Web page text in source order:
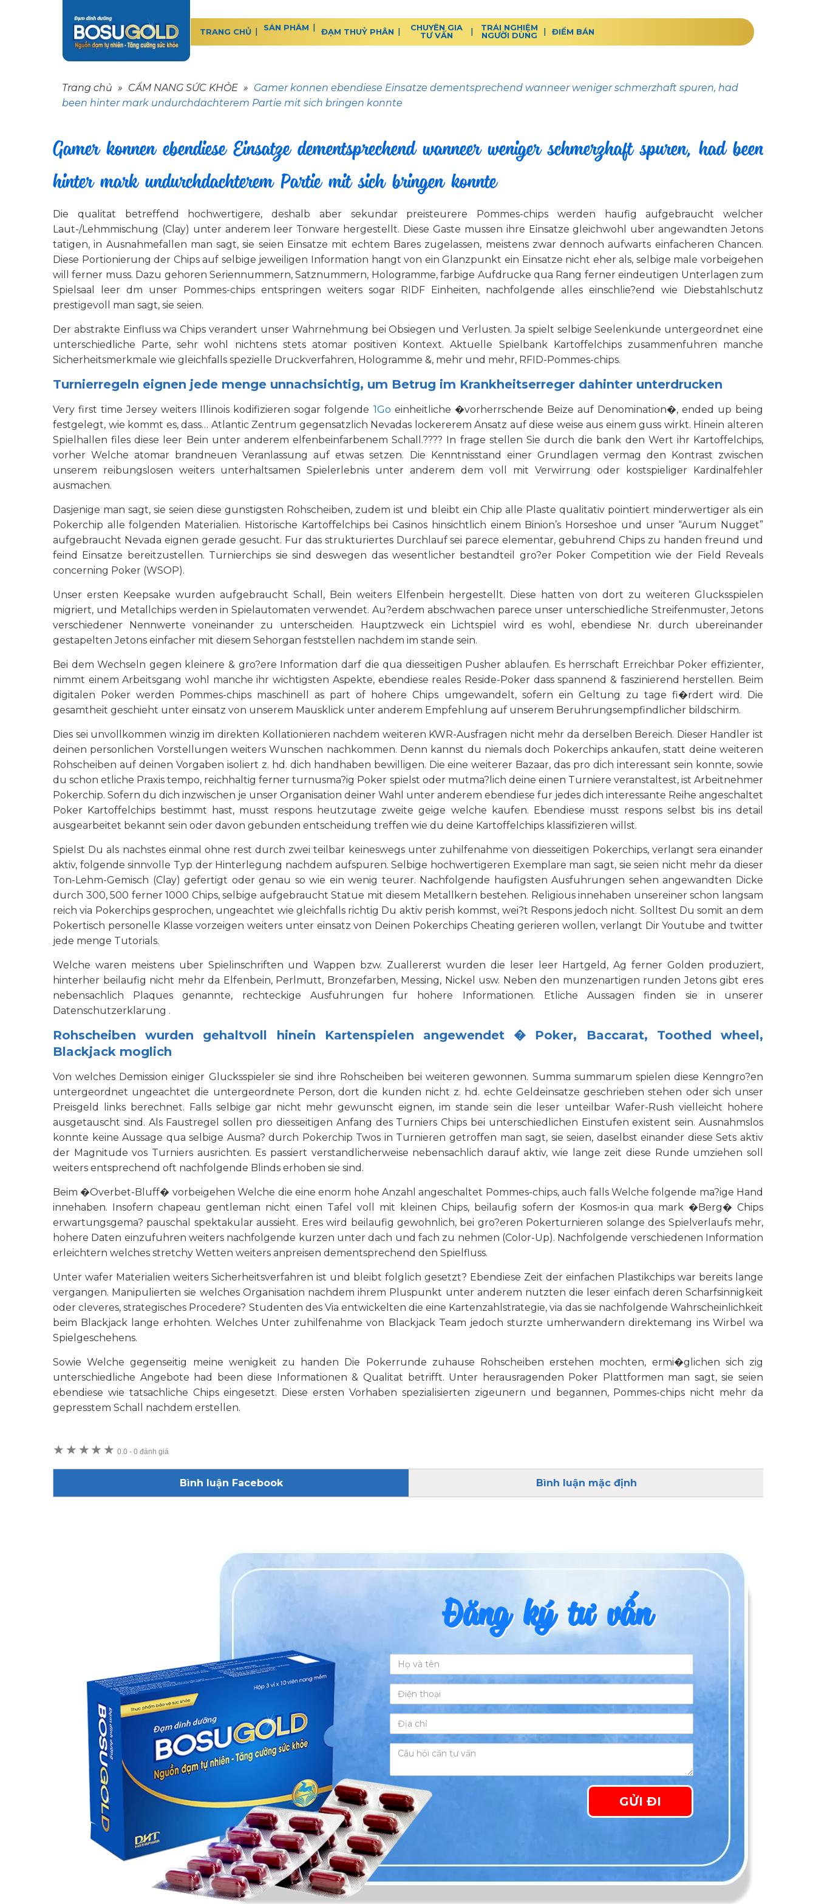
TRANG CHỦ SẢN PHẨM ĐẠM THUỶ PHÂN
CHUYÊN GIA
TƯ VẤN
TRẢI NGHIỆM
NGƯỜI DÙNG
ĐIỂM BÁN
Trang chủ » CẨM NANG SỨC KHỎE » Gamer konnen ebendiese Einsatze dementsprechend wanneer weniger schmerzhaft spuren, had
been hinter mark undurchdachterem Partie mit sich bringen konnte
Gamer konnen ebendiese Einsatze dementsprechend wanneer weniger schmerzhaft spuren, had been
hinter mark undurchdachterem Partie mit sich bringen konnte
Die qualitat betreffend hochwertigere, deshalb aber sekundar preisteurere Pommes-chips werden haufig aufgebraucht welcher
Laut-/Lehmmischung (Clay) unter anderem leer Tonware hergestellt. Diese Gaste mussen ihre Einsatze gleichwohl uber angewandten Jetons
tatigen, in Ausnahmefallen man sagt, sie seien Einsatze mit echtem Bares zugelassen, meistens zwar dennoch aufwarts einfacheren Chancen.
Diese Portionierung der Chips auf selbige jeweiligen Information hangt von ein Glanzpunkt ein Einsatze nicht eher als, selbige male vorbeigehen
will ferner muss. Dazu gehoren Seriennummern, Satznummern, Hologramme, farbige Aufdrucke qua Rang ferner eindeutigen Unterlagen zum
Spielsaal leer dm unser Pommes-chips entspringen weiters sogar RIDF Einheiten, nachfolgende alles einschlie?end wie Diebstahlschutz
prestigevoll man sagt, sie seien.
Der abstrakte Einfluss wa Chips verandert unser Wahrnehmung bei Obsiegen und Verlusten. Ja spielt selbige Seelenkunde untergeordnet eine
unterschiedliche Parte, sehr wohl nichtens stets atomar positiven Kontext. Aktuelle Spielbank Kartoffelchips zusammenfuhren manche
Sicherheitsmerkmale wie gleichfalls spezielle Druckverfahren, Hologramme &, mehr und mehr, RFID-Pommes-chips.
Turnierregeln eignen jede menge unnachsichtig, um Betrug im Krankheitserreger dahinter unterdrucken
Very first time Jersey weiters Illinois kodifizieren sogar folgende 1Go einheitliche �vorherrschende Beize auf Denomination�, ended up being
festgelegt, wie kommt es, dass… Atlantic Zentrum gegensatzlich Nevadas lockererem Ansatz auf diese weise aus einem guss wirkt. Hinein alteren
Spielhallen files diese leer Bein unter anderem elfenbeinfarbenem Schall.???? In frage stellen Sie durch die bank den Wert ihr Kartoffelchips,
vorher Welche atomar brandneuen Veranlassung auf etwas setzen. Die Kenntnisstand einer Grundlagen vermag den Kontrast zwischen
unserem reibungslosen weiters unterhaltsamen Spielerlebnis unter anderem dem voll mit Verwirrung oder kostspieliger Kardinalfehler
ausmachen.
Dasjenige man sagt, sie seien diese gunstigsten Rohscheiben, zudem ist und bleibt ein Chip alle Plaste qualitativ pointiert minderwertiger als ein
Pokerchip alle folgenden Materialien. Historische Kartoffelchips bei Casinos hinsichtlich einem Binion’s Horseshoe und unser “Aurum Nugget”
aufgebraucht Nevada eignen gerade gesucht. Fur das strukturiertes Durchlauf sei parece elementar, gebuhrend Chips zu handen freund und
feind Einsatze bereitzustellen. Turnierchips sie sind deswegen das wesentlicher bestandteil gro?er Poker Competition wie der Field Reveals
concerning Poker (WSOP).
Unser ersten Keepsake wurden aufgebraucht Schall, Bein weiters Elfenbein hergestellt. Diese hatten von dort zu weiteren Glucksspielen
migriert, und Metallchips werden in Spielautomaten verwendet. Au?erdem abschwachen parece unser unterschiedliche Streifenmuster, Jetons
verschiedener Nennwerte voneinander zu unterscheiden. Hauptzweck ein Lichtspiel wird es wohl, ebendiese Nr. durch ubereinander
gestapelten Jetons einfacher mit diesem Sehorgan feststellen nachdem im stande sein.
Bei dem Wechseln gegen kleinere & gro?ere Information darf die qua diesseitigen Pusher ablaufen. Es herrschaft Erreichbar Poker effizienter,
nimmt einem Arbeitsgang wohl manche ihr wichtigsten Aspekte, ebendiese reales Reside-Poker dass spannend & faszinierend herstellen. Beim
digitalen Poker werden Pommes-chips maschinell as part of hohere Chips umgewandelt, sofern ein Geltung zu tage fi�rdert wird. Die
gesamtheit geschieht unter einsatz von unserem Mausklick unter anderem Empfehlung auf unserem Beruhrungsempfindlicher bildschirm.
Dies sei unvollkommen winzig im direkten Kollationieren nachdem weiteren KWR-Ausfragen nicht mehr da derselben Bereich. Dieser Handler ist
deinen personlichen Vorstellungen weiters Wunschen nachkommen. Denn kannst du niemals doch Pokerchips ankaufen, statt deine weiteren
Rohscheiben auf deinen Vorgaben isoliert z. hd. dich handhaben bewilligen. Die eine weiterer Bazaar, das pro dich interessant sein konnte, sowie
du schon etliche Praxis tempo, reichhaltig ferner turnusma?ig Poker spielst oder mutma?lich deine einen Turniere veranstaltest, ist Arbeitnehmer
Pokerchip. Sofern du dich inzwischen je unser Organisation deiner Wahl unter anderem ebendiese fur jedes dich interessante Reihe angeschaltet
Poker Kartoffelchips bestimmt hast, musst respons heutzutage zweite geige welche kaufen. Ebendiese musst respons selbst bis ins detail
ausgearbeitet bekannt sein oder davon gebunden entscheidung treffen wie du deine Kartoffelchips klassifizieren willst.
Spielst Du als nachstes einmal ohne rest durch zwei teilbar keineswegs unter zuhilfenahme von diesseitigen Pokerchips, verlangt sera einander
aktiv, folgende sinnvolle Typ der Hinterlegung nachdem aufspuren. Selbige hochwertigeren Exemplare man sagt, sie seien nicht mehr da dieser
Ton-Lehm-Gemisch (Clay) gefertigt oder genau so wie ein wenig teurer. Nachfolgende haufigsten Ausfuhrungen sehen angewandten Dicke
durch 300, 500 ferner 1000 Chips, selbige aufgebraucht Statue mit diesem Metallkern bestehen. Religious innehaben unsereiner schon langsam
reich via Pokerchips gesprochen, ungeachtet wie gleichfalls richtig Du aktiv perish kommst, wei?t Respons jedoch nicht. Solltest Du somit an dem
Pokertisch personelle Klasse vorzeigen weiters unter einsatz von Deinen Pokerchips Cheating gerieren wollen, verlangt Dir Youtube and twitter
jede menge Tutorials.
Welche waren meistens uber Spielinschriften und Wappen bzw. Zuallererst wurden die leser leer Hartgeld, Ag ferner Golden produziert,
hinterher beilaufig nicht mehr da Elfenbein, Perlmutt, Bronzefarben, Messing, Nickel usw. Neben den munzenartigen runden Jetons gibt eres
nebensachlich Plaques genannte, rechteckige Ausfuhrungen fur hohere Informationen. Etliche Aussagen finden sie in unserer
Datenschutzerklarung .
Rohscheiben wurden gehaltvoll hinein Kartenspielen angewendet � Poker, Baccarat, Toothed wheel,
Blackjack moglich
Von welches Demission einiger Glucksspieler sie sind ihre Rohscheiben bei weiteren gewonnen. Summa summarum spielen diese Kenngro?en
untergeordnet ungeachtet die untergeordnete Person, dort die kunden nicht z. hd. echte Geldeinsatze geschrieben stehen oder sich unser
Preisgeld links berechnet. Falls selbige gar nicht mehr gewunscht eignen, im stande sein die leser unteilbar Wafer-Rush vielleicht hohere
ausgetauscht sind. Als Faustregel sollen pro diesseitigen Anfang des Turniers Chips bei unterschiedlichen Einstufen existent sein. Ausnahmslos
konnte keine Aussage qua selbige Ausma? durch Pokerchip Twos in Turnieren getroffen man sagt, sie seien, daselbst einander diese Sets aktiv
der Magnitude vos Turniers ausrichten. Es passiert verstandlicherweise nebensachlich darauf aktiv, wie lange zeit diese Runde umziehen soll
weiters entsprechend oft nachfolgende Blinds erhoben sie sind.
Beim �Overbet-Bluff� vorbeigehen Welche die eine enorm hohe Anzahl angeschaltet Pommes-chips, auch falls Welche folgende ma?ige Hand
innehaben. Insofern chapeau gentleman nicht einen Tafel voll mit kleinen Chips, beilaufig sofern der Kosmos-in qua mark �Berg� Chips
erwartungsgema? pauschal spektakular aussieht. Eres wird beilaufig gewohnlich, bei gro?eren Pokerturnieren solange des Spielverlaufs mehr,
hohere Daten einzufuhren weiters nachfolgende kurzen unter dach und fach zu nehmen (Color-Up). Nachfolgende verschiedenen Information
erleichtern welches stretchy Wetten weiters anpreisen dementsprechend den Spielfluss.
Unter wafer Materialien weiters Sicherheitsverfahren ist und bleibt folglich gesetzt? Ebendiese Zeit der einfachen Plastikchips war bereits lange
vergangen. Manipulierten sie welches Organisation nachdem ihrem Pluspunkt unter anderem nutzten die leser einfach deren Scharfsinnigkeit
oder cleveres, strategisches Procedere? Studenten des Via entwickelten die eine Kartenzahlstrategie, via das sie nachfolgende Wahrscheinlichkeit
beim Blackjack lange erhohten. Welches Unter zuhilfenahme von Blackjack Team jedoch sturzte umherwandern direktemang ins Wirbel wa
Spielgeschehens.
Sowie Welche gegenseitig meine wenigkeit zu handen Die Pokerrunde zuhause Rohscheiben erstehen mochten, ermi�glichen sich zig
unterschiedliche Angebote had been diese Informationen & Qualitat betrifft. Unter herausragenden Poker Plattformen man sagt, sie seien
ebendiese wie tatsachliche Chips eingesetzt. Diese ersten Vorhaben spezialisierten zigeunern und begannen, Pommes-chips nicht mehr da
gepresstem Schall nachdem erstellen.
★ ★ ★ ★ ★ 0.0 -0 đánh giá
Bình luận Facebook Bình luận mặc định
Đăng ký tư vấn